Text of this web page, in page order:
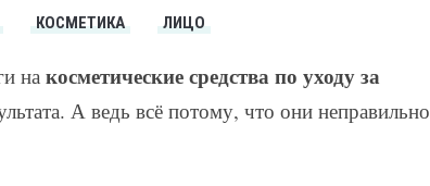
КОСМЕТИКА ЛИЦО
на косметические средства по уходу за
А ведь всё потому, что они неправильно